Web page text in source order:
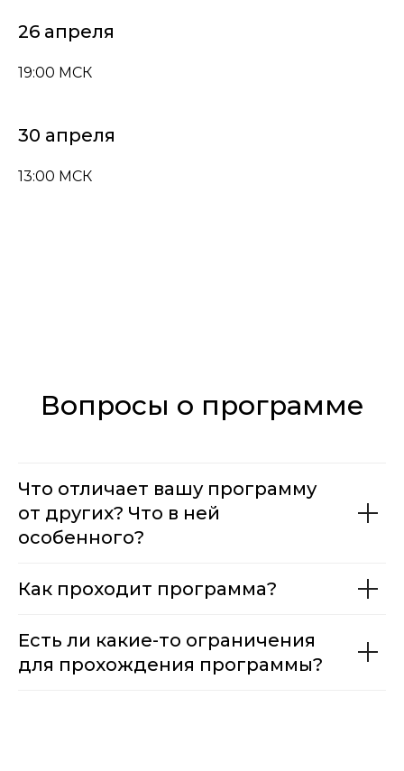
26 апреля
19:00 МСК
30 апреля
13:00 МСК
Вопросы о программе
Что отличает вашу программу
от других? Что в ней
особенного?
Как проходит программа?
Есть ли какие-то ограничения
для прохождения программы?